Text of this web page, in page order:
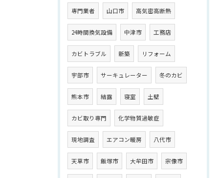
専門業者 山口市 高気密高断熱
24時間換気設備 中津市 工務店
カビトラブル 新築 リフォーム
宇部市 サーキュレーター 冬のカビ
熊本市 結露 寝室 土壁
カビ取り専門 化学物質過敏症
現地調査 エアコン暖房 八代市
天草市 飯塚市 大牟田市 宗像市